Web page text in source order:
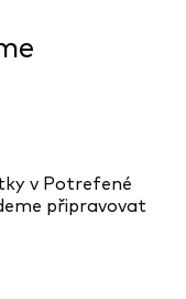
v Potrefené
připravovat